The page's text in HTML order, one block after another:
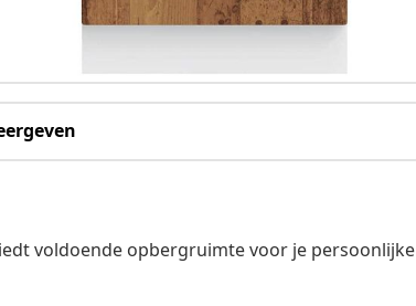
voldoende opbergruimte voor je persoonlijke